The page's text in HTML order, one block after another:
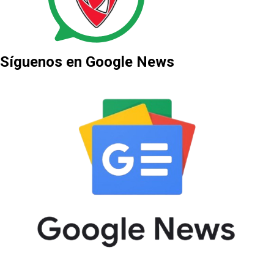
Síguenos en Google News